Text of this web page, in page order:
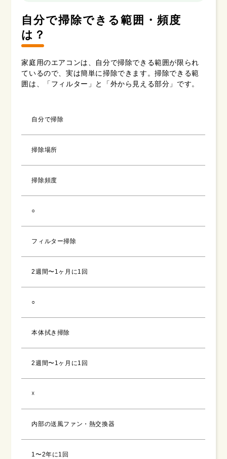
自分で掃除できる範囲・頻度
は？
家庭用のエアコンは、自分で掃除できる範囲が限られ
ているので、実は簡単に掃除できます。掃除できる範
囲は、「フィルター」と「外から見える部分」です。
自分で掃除
掃除場所
掃除頻度
○
フィルター掃除
2週間〜1ヶ月に1回
○
本体拭き掃除
2週間〜1ヶ月に1回
☓
内部の送風ファン・熱交換器
1〜2年に1回